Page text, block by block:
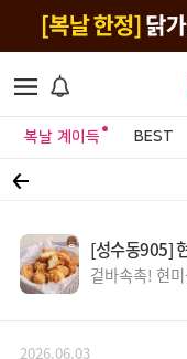
복날 계이득 BEST
[성수동905]
겉바속촉! 현
2026.06.03